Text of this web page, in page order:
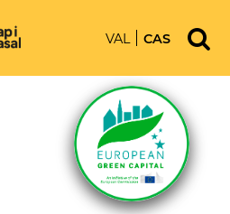
VAL CAS